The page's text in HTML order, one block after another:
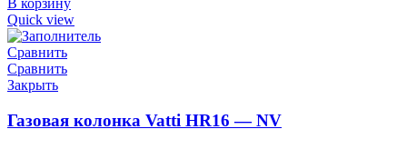
В корзину
Quick view
Сравнить
Сравнить
Закрыть
Газовая колонка Vatti HR16 — NV